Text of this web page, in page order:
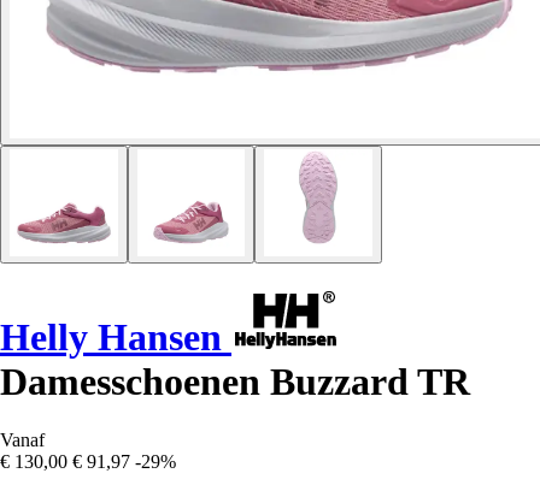
Helly Hansen
Damesschoenen Buzzard TR
Vanaf
€ 130,00 € 91,97 -29%